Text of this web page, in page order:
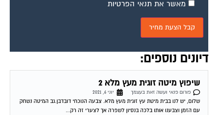
דיונים נוספים:
שיפוץ מיטה זוגית מעץ מלא 2
פורום פנאי ועשה זאת בעצמך
יוני 6, 2021
שלום, יש לנו בבית מיטת עץ זוגית מעץ מלא. צבעה הנוכחי דובדבן.גב המיטה נשחק
עם הזמן וצבענו אותו בלכה בנסיון לשפרה אך לצערי זה רק...